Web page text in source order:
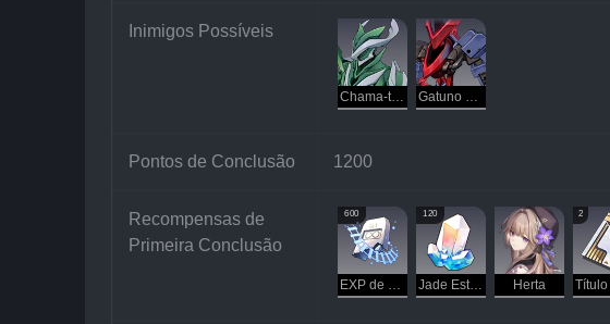
Inimigos Possíveis
Chama-tempestades Gatuno Flamejante
Pontos de Conclusão 1200
Recompensas de
Primeira Conclusão
600
EXP de Exploração
120
Jade Estelar Herta
2